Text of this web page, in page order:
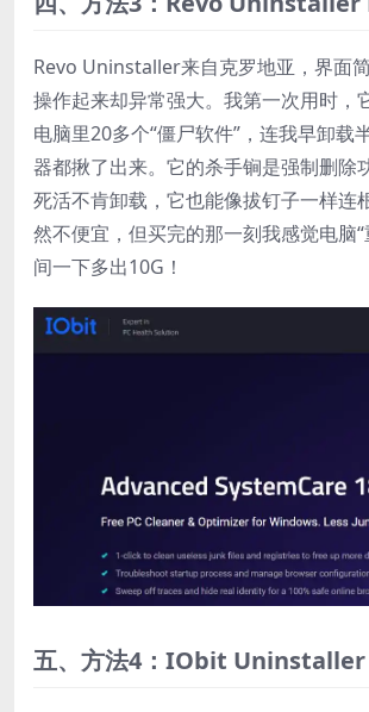
Revo Uninstaller来自克罗地亚，界面
操作起来却异常强大。我第一次用时，
电脑里20多个“僵尸软件”，连我早卸载
器都揪了出来。它的杀手锏是强制删除
死活不肯卸载，它也能像拔钉子一样连
然不便宜，但买完的那一刻我感觉电脑“
间一下多出10G！
五、方法4：IObit Uninstaller